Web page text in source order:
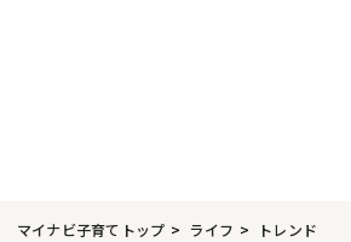
マイナビ子育てトップ ライフ
トレンド